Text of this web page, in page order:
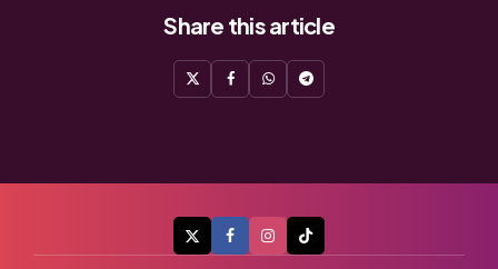
Share this article